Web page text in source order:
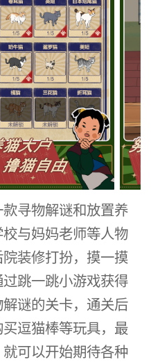
寻物解谜和放置养
与妈妈老师等人物
装修打扮，摸一摸
跳一跳小游戏获得
谜的关卡，通关后
逗猫棒等玩具，最
可以开始期待各种